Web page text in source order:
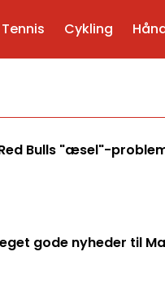
Tennis Cykling
Bulls "æsel"-
gode nyheder til